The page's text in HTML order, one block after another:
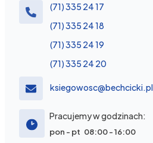
(71) 335 24 17
(71) 335 24 18
(71) 335 24 19
(71) 335 24 20
ksiegowosc@bechcicki.pl
Pracujemy w godzinach:
pon - pt 08:00 - 16:00